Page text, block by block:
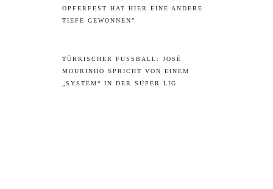
OPFERFEST HAT HIER EINE ANDERE
TIEFE GEWONNEN”
TÜRKISCHER FUSSBALL: JOSÉ M
OURINHO SPRICHT VON EINEM „
SYSTEM“ IN DER SÜPER LIG